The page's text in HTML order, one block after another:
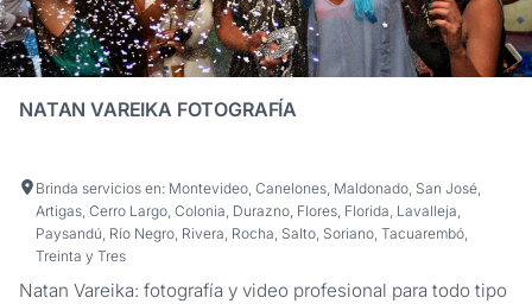
NATAN VAREIKA FOTOGRAFÍA
Brinda servicios en: Montevideo, Canelones, Maldonado, San José,
Artigas, Cerro Largo, Colonia, Durazno, Flores, Florida, Lavalleja,
Paysandú, Río Negro, Rivera, Rocha, Salto, Soriano, Tacuarembó,
Treinta y Tres
Natan Vareika: fotografía y video profesional para todo tipo